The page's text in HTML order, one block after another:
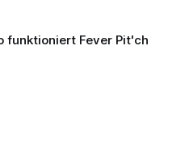
funktioniert Fever Pit'ch